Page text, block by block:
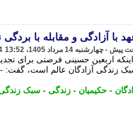
با آزادگی و مقابله با
اربعین حسینی فرصتی برای
زندگی آزادگان عالم است، گفت: -
- حکیمیان - زندگی - سبک